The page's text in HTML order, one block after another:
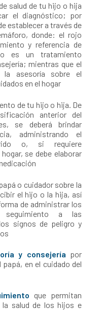
salud de tu hijo o hija
el diagnóstico; por
establecer a través de
donde: el rojo
y referencia de
es un tratamiento
mientras que el
asesoría sobre el
en el hogar
de tu hijo o hija. De
anterior del
se deberá brindar
administrando el
o, si requiere
se debe elaborar
o cuidador sobre la
el hijo o la hija, así
de administrar los
seguimiento a las
signos de peligro y
y consejería por
en el cuidado del
que permitan
la salud de los hijos e